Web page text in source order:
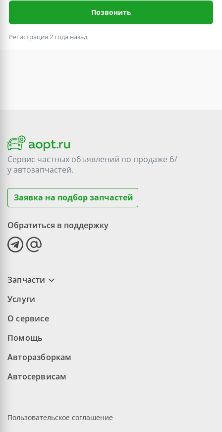
Позвонить
Регистрация 2 года назад
Сервис частных объявлений по продаже б/
уавтозапчастей.
Заявка на подбор запчастей
Обратиться в поддержку
Запчасти
Услуги
О сервисе
Помощь
Авторазборкам
Автосервисам
Пользовательское соглашение